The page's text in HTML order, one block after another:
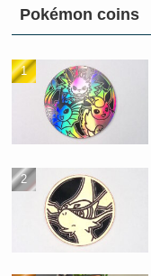
Pokémon coins